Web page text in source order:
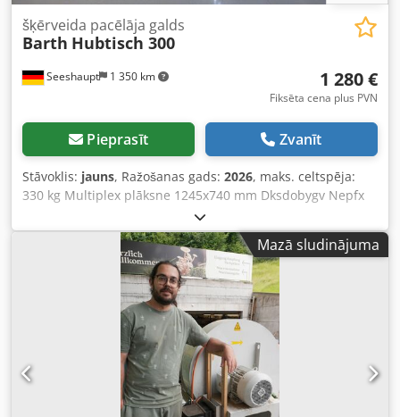
Seeshaupt 1 350 km
šķērveida pacēlāja galds
Barth Hubtisch 300
1 280 €
Fiksēta cena plus PVN
Pieprasīt Zvanīt
Stāvoklis: jauns, Ražošanas gads: 2026, maks. celtspēja:
330 kg Multiplex plāksne 1245x740 mm Dksdobygv Nepfx
Aptor Augstuma regulēšana: no 475 līdz 1070 mm
Mazā sludinājuma